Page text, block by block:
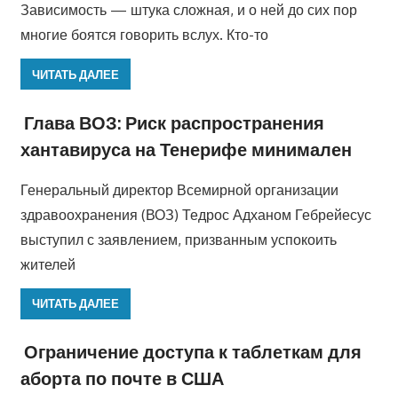
Зависимость — штука сложная, и о ней до сих пор
многие боятся говорить вслух. Кто-то
ЧИТАТЬ ДАЛЕЕ
Глава ВОЗ: Риск распространения
хантавируса на Тенерифе минимален
Генеральный директор Всемирной организации
здравоохранения (ВОЗ) Тедрос Адханом Гебрейесус
выступил с заявлением, призванным успокоить
жителей
ЧИТАТЬ ДАЛЕЕ
Ограничение доступа к таблеткам для
аборта по почте в США